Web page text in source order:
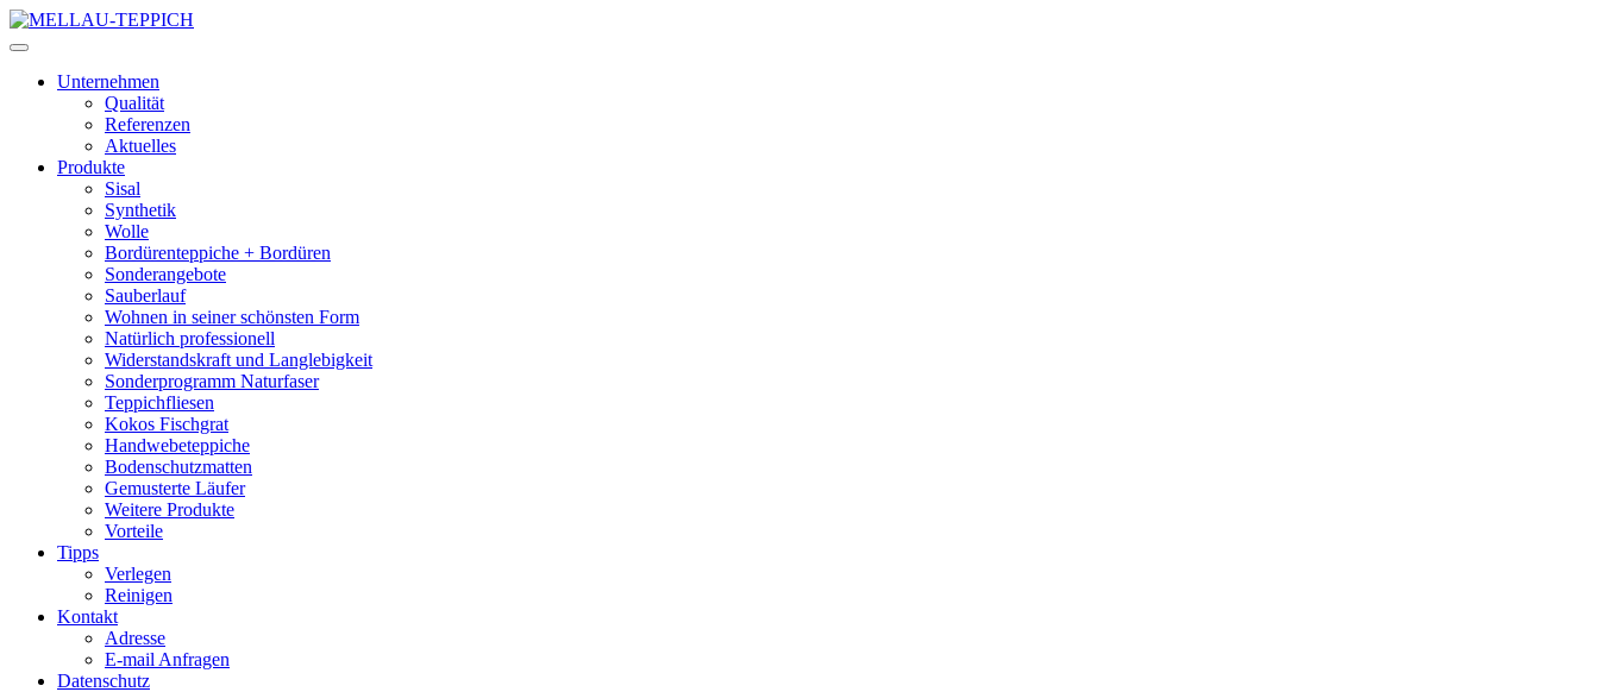
Unternehmen
Qualität
Referenzen
Aktuelles
Produkte
Sisal
Synthetik
Wolle
Bordürenteppiche + Bordüren
Sonderangebote
Sauberlauf
Wohnen in seiner schönsten Form
Natürlich professionell
Widerstandskraft und Langlebigkeit
Sonderprogramm Naturfaser
Teppichfliesen
Kokos Fischgrat
Handwebeteppiche
Bodenschutzmatten
Gemusterte Läufer
Weitere Produkte
Vorteile
Tipps
Verlegen
Reinigen
Kontakt
Adresse
E-mail Anfragen
Datenschutz